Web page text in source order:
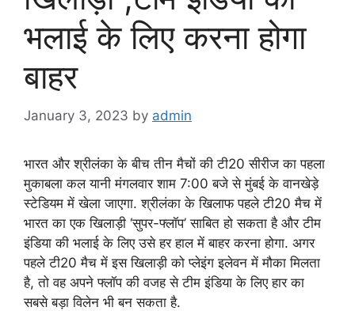
भलाई के लिए करना होगा
बाहर
January 3, 2023 by admin
भारत और श्रीलंका के बीच तीन मैचों की टी20 सीरीज का पहला
मुकाबला कल यानी मंगलवार शाम 7:00 बजे से मुंबई के वानखेड़े
स्टेडियम में खेला जाएगा. श्रीलंका के खिलाफ पहले टी20 मैच में
भारत का एक खिलाड़ी ‘सुपर-फ्लॉप’ साबित हो सकता है और टीम
इंडिया की भलाई के लिए उसे हर हाल में बाहर करना होगा. अगर
पहले टी20 मैच में इस खिलाड़ी को प्लेइंग इलेवन में मौका मिलता
है, तो वह अपने फ्लॉप की वजह से टीम इंडिया के लिए हार का
सबसे बड़ा विलेन भी बन सकता है.